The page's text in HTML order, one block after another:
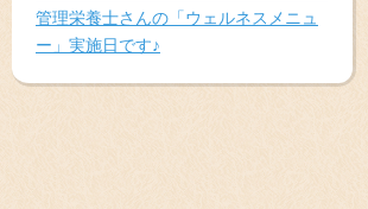
管理栄養士さんの「ウェルネスメニュ
ー」実施日です♪